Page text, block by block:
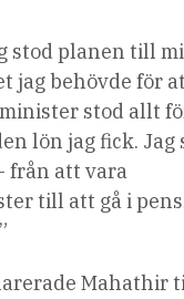
stod planen till
jag behövde för
stod allt
lön jag fick. Jag
från att vara
till att gå i
Mahathir